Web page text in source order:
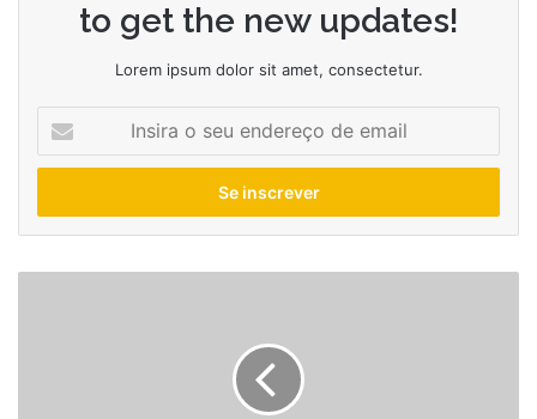
to get the new updates!
Lorem ipsum dolor sit amet, consectetur.
seu
de
email